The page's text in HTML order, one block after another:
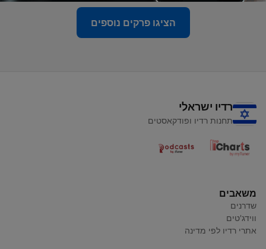
הציגו פרקים נוספים
רדיו ישראלי
תחנות רדיו ופודקאסטים
משאבים
שדרנים
ווידג'טים
אתרי רדיו לפי מדינה